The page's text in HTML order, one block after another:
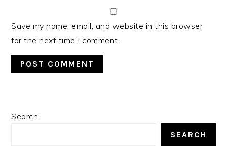
Save my name, email, and website in this browser
for the next time I comment.
PRIMARY
Search
SEARCH